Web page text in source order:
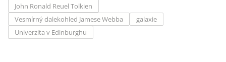
John Ronald Reuel Tolkien
Vesmírný dalekohled Jamese Webba
galaxie
Univerzita v Edinburghu